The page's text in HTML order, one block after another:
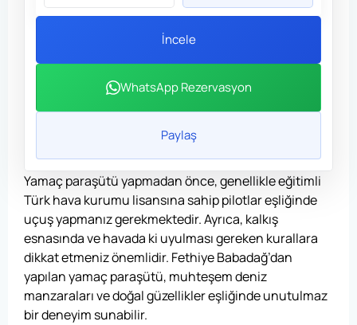
İncele
WhatsApp Rezervasyon
Paylaş
Yamaç paraşütü yapmadan önce, genellikle eğitimli
Türk hava kurumu lisansına sahip pilotlar eşliğinde
uçuş yapmanız gerekmektedir. Ayrıca, kalkış
esnasında ve havada ki uyulması gereken kurallara
dikkat etmeniz önemlidir. Fethiye Babadağ’dan
yapılan yamaç paraşütü, muhteşem deniz
manzaraları ve doğal güzellikler eşliğinde unutulmaz
bir deneyim sunabilir.